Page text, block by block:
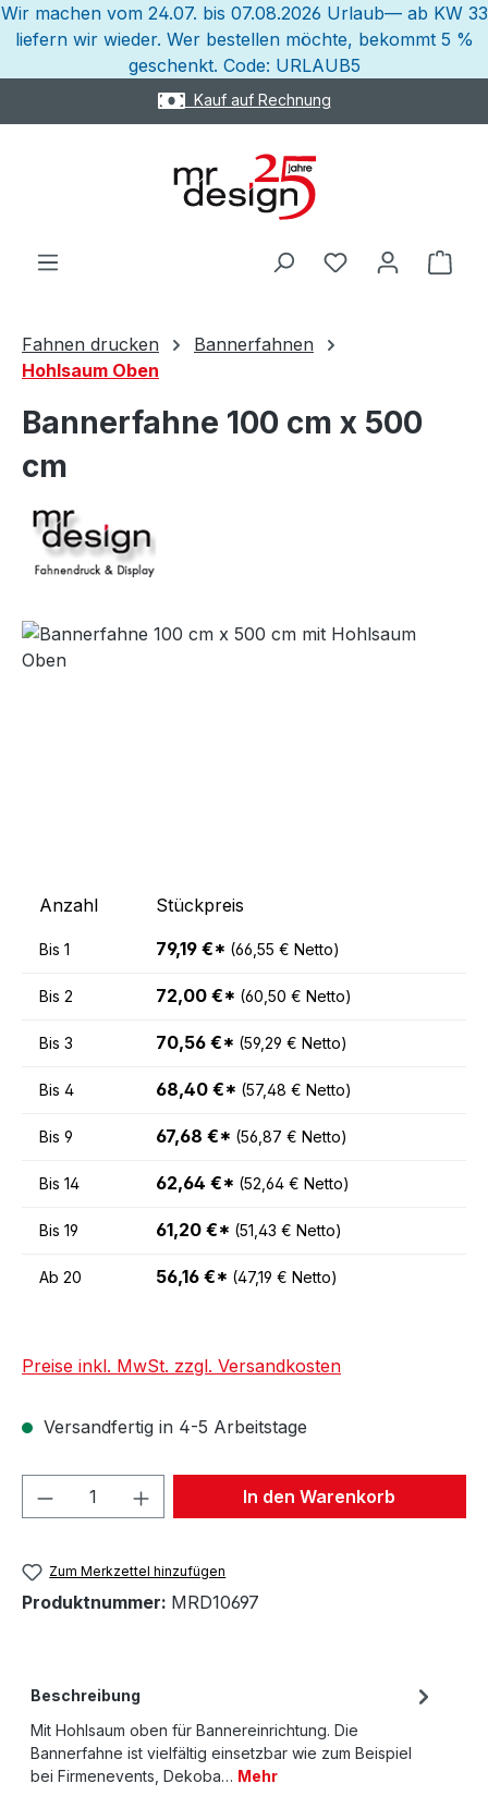
Zum Hauptinhalt springen
Wir machen vom 24.07. bis 07.08.2026 Urlaub— ab KW 33
liefern wir wieder. Wer bestellen möchte, bekommt 5 %
geschenkt. Code: URLAUB5
Fahnen drucken
Bannerfahnen
Hohlsaum Oben
Bannerfahne 100 cm x 500
cm
Bildergalerie überspringen
Anzahl Stückpreis
Bis 1 79,19 €* (66,55 € Netto)
Bis 2 72,00 €* (60,50 € Netto)
Bis 3 70,56 €* (59,29 € Netto)
Bis 4 68,40 €* (57,48 € Netto)
Bis 9 67,68 €* (56,87 € Netto)
Bis 14 62,64 €* (52,64 € Netto)
Bis 19 61,20 €* (51,43 € Netto)
Ab 20 56,16 €* (47,19 € Netto)
Preise inkl. MwSt. zzgl. Versandkosten
Versandfertig in 4-5 Arbeitstage
Produkt Anzahl: Gib denIn den Warenkorb
Zum Merkzettel hinzufügen
Produktnummer: MRD10697
Beschreibung
Mit Hohlsaum oben für Bannereinrichtung. Die
Bannerfahne ist vielfältig einsetzbar wie zum Beispiel
bei Firmenevents, Dekoba… Mehr